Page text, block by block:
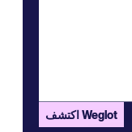
اكتشف Weglot